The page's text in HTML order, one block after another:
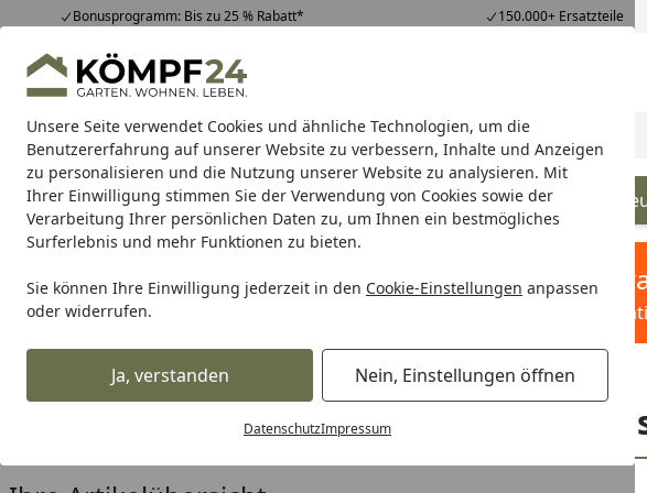
Unsere Seite verwendet Cookies und ähnliche Technologien, um die
Benutzererfahrung auf unserer Website zu verbessern, Inhalte und Anzeigen
zu personalisieren und die Nutzung unserer Website zu analysieren. Mit
Ihrer Einwilligung stimmen Sie der Verwendung von Cookies sowie der
Verarbeitung Ihrer persönlichen Daten zu, um Ihnen ein bestmögliches
Surferlebnis und mehr Funktionen zu bieten.
Sie können Ihre Einwilligung jederzeit in den Cookie-Einstellungen anpassen
oder widerrufen.
Ja, verstanden Nein, Einstellungen öffnen
DatenschutzImpressum
Bonusprogramm: Bis zu 25 % Rabatt* 150.000+ Ersatzteile
Hotline07051 / 9 22 22
Mo-Fr. 8-16 Uhr 25.961 Bewertungen
Alle Produkte
Alle ProdukteHighlights Tipps & Tricks Suche
People Framepools Aufblasbare Pools Whirlpools
Karibu Pools inkl. gratis
Dein Traumpool im Sorglos-Paket: Filter&Pflege
Startseite
Framepools Zubehör
Zubehör für Happy People Frame